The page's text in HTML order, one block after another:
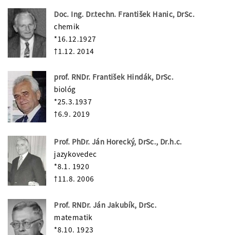
Doc. Ing. Dr.techn. František Hanic, DrSc.
chemik
*16.12.1927
†1.12. 2014
prof. RNDr. František Hindák, DrSc.
biológ
*25.3.1937
†6.9. 2019
Prof. PhDr. Ján Horecký, DrSc., Dr.h.c.
jazykovedec
*8.1. 1920
†11.8. 2006
Prof. RNDr. Ján Jakubík, DrSc.
matematik
*8.10. 1923